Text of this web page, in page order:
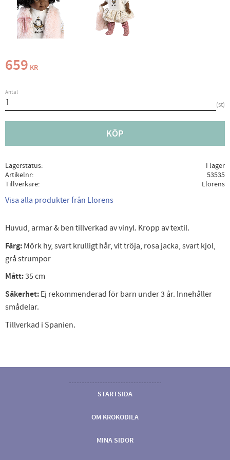
659 KR
Antal
st
KÖP
Lagerstatus
I lager
Artikelnr
53535
Tillverkare
Llorens
Visa alla produkter från Llorens
Huvud, armar & ben tillverkad av vinyl. Kropp av textil.
Färg: Mörk hy, svart krulligt hår, vit tröja, rosa jacka, svart kjol,
grå strumpor
Mått:35 cm
Säkerhet: Ej rekommenderad för barn under 3 år. Innehåller
smådelar.
Tillverkad i Spanien.
STARTSIDA
OM KROKODILA
MINA SIDOR